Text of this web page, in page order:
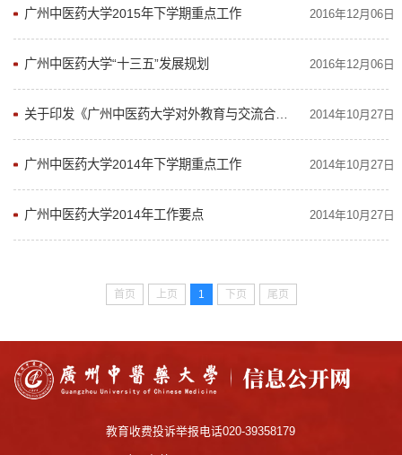
广州中医药大学2015年下学期重点工作 2016年12月06日
广州中医药大学“十三五”发展规划 2016年12月06日
2014年10月27日
广州中医药大学2014年下学期重点工作 2014年10月27日
广州中医药大学2014年工作要点 2014年10月27日
首页 上页 1 下页 尾页
教育收费投诉举报电话020-39358179